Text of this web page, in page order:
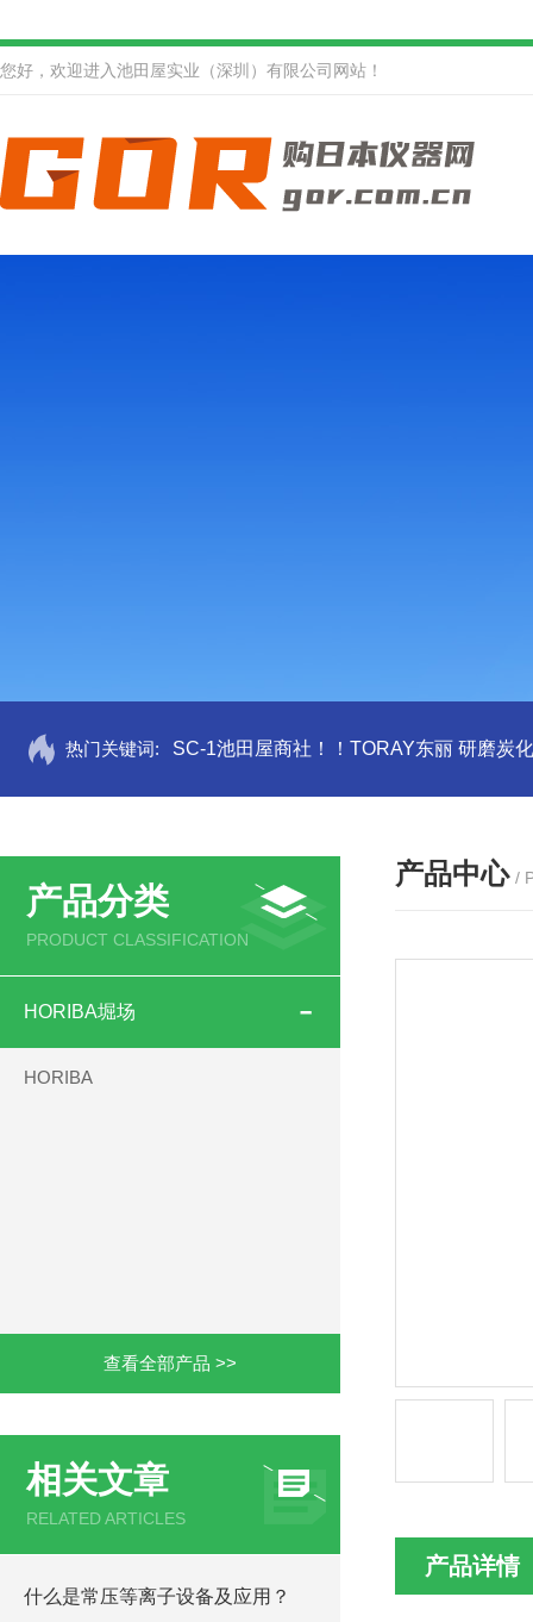
您好，欢迎进入池田屋实业（深圳）有限公司网站！
热门关键词: SC-1池田屋商社！！TORAY东丽 研磨炭
产品分类
PRODUCT CLASSIFICATION
HORIBA堀场
HORIBA
查看全部产品 >>
相关文章
RELATED ARTICLES
什么是常压等离子设备及应用？
产品中心 /
产品详情